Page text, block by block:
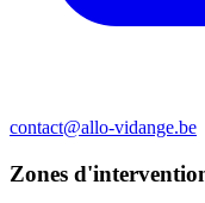
contact@allo-vidange.be
Zones